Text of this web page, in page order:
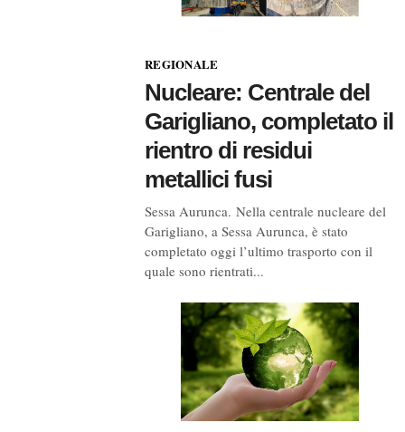
REGIONALE
Nucleare: Centrale del
Garigliano, completato il
rientro di residui
metallici fusi
Sessa Aurunca. Nella centrale nucleare del
Garigliano, a Sessa Aurunca, è stato
completato oggi l’ultimo trasporto con il
quale sono rientrati...